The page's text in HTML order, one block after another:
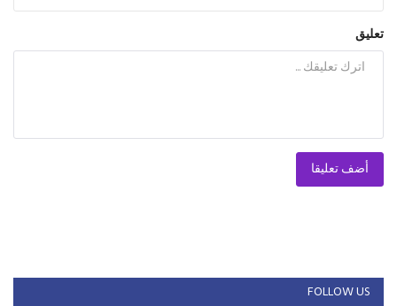
تعليق
أضف تعليقا
FOLLOW US